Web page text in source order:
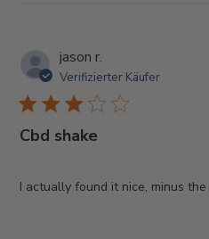
jason r.
Verifizierter Käufer
Cbd shake
I actually found it nice, minus